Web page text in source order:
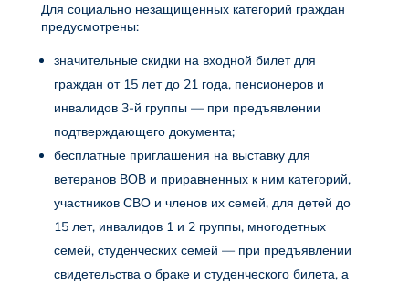
Для социально незащищенных категорий граждан
предусмотрены:
значительные скидки на входной билет для
граждан от 15 лет до 21 года, пенсионеров и
инвалидов 3-й группы — при предъявлении
подтверждающего документа;
бесплатные приглашения на выставку для
ветеранов ВОВ и приравненных к ним категорий,
участников СВО и членов их семей, для детей до
15 лет, инвалидов 1 и 2 группы, многодетных
семей, студенческих семей — при предъявлении
свидетельства о браке и студенческого билета, а